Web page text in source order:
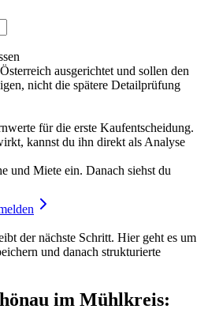
ausgerichtet und sollen den
nicht die spätere Detailprüfung
für die erste Kaufentscheidung.
kannst du ihn direkt als Analyse
und Miete ein. Danach siehst du
der nächste Schritt. Hier geht es um
und danach strukturierte
im Mühlkreis: